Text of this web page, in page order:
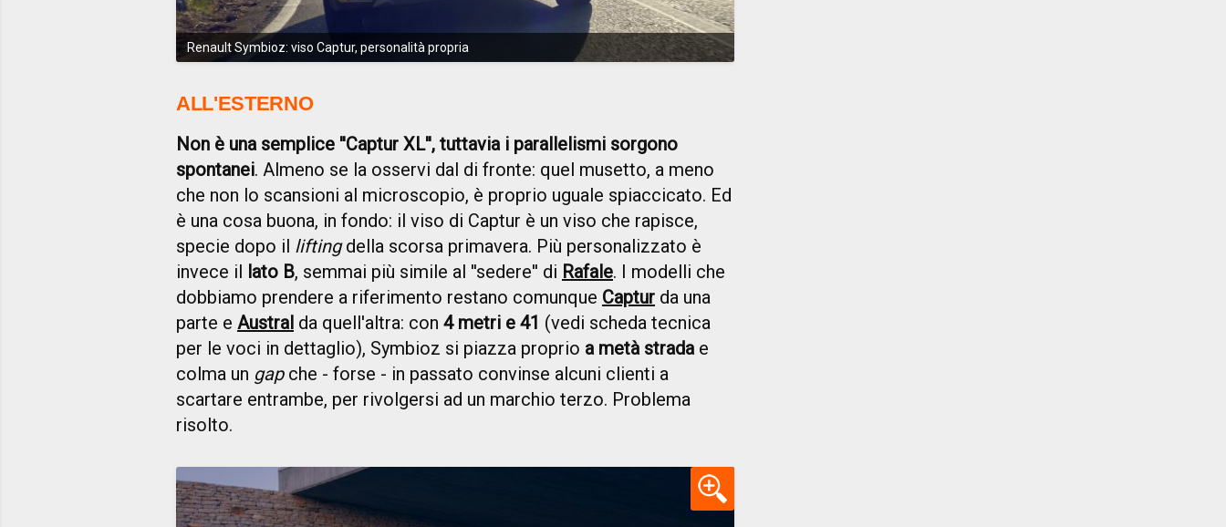
Renault Symbioz: viso Captur, personalità propria
ALL'ESTERNO
Non è una semplice ''Captur XL'', tuttavia i parallelismi sorgono
spontanei. Almeno se la osservi dal di fronte: quel musetto, a meno
che non lo scansioni al microscopio, è proprio uguale spiaccicato. Ed
è una cosa buona, in fondo: il viso di Captur è un viso che rapisce,
specie dopo il liftingdella scorsa primavera. Più personalizzato è
invece il lato B, semmai più simile al ''sedere'' di Rafale. I modelli che
dobbiamo prendere a riferimento restano comunque Captur da una
parte e Austral da quell'altra: con 4 metri e 41 (vedi scheda tecnica
per le voci in dettaglio), Symbioz si piazza proprio a metà stradae
colma un gapche - forse - in passato convinse alcuni clienti a
scartare entrambe, per rivolgersi ad un marchio terzo. Problema
risolto.